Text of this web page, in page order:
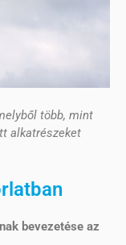
több, mint
alkatrészeket
bevezetése az